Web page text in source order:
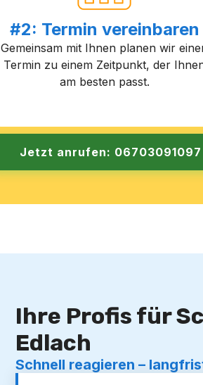
#2: Termin vereinbaren
Gemeinsam mit Ihnen planen wir
Termin zu einem Zeitpunkt, der
am besten passt.
Jetzt anrufen: 06703091097
Ihre Profis für
Edlach
Schnell reagieren –